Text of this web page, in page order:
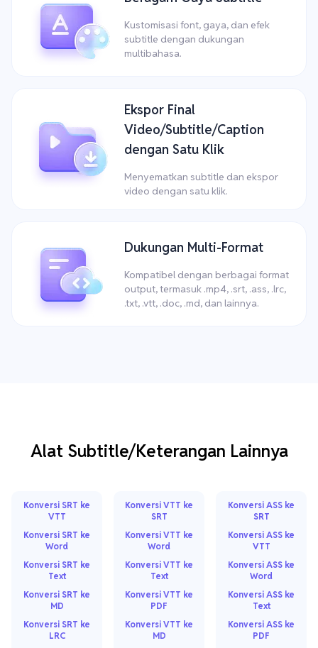
Kustomisasi font, gaya, dan efek
subtitle dengan dukungan
multibahasa.
Ekspor Final
Video/Subtitle/Caption
dengan Satu Klik
Menyematkan subtitle dan ekspor
video dengan satu klik.
Dukungan Multi-Format
Kompatibel dengan berbagai format
output, termasuk .mp4, .srt, .ass, .lrc,
.txt, .vtt, .doc, .md, dan lainnya.
Alat Subtitle/Keterangan Lainnya
Konversi SRT ke
VTT
Konversi SRT ke
Word
Konversi SRT ke
Text
Konversi SRT ke
MD
Konversi SRT ke
LRC
Konversi VTT ke
SRT
Konversi VTT ke
Word
Konversi VTT ke
Text
Konversi VTT ke
PDF
Konversi VTT ke
MD
Konversi ASS ke
SRT
Konversi ASS ke
VTT
Konversi ASS ke
Word
Konversi ASS ke
Text
Konversi ASS ke
PDF